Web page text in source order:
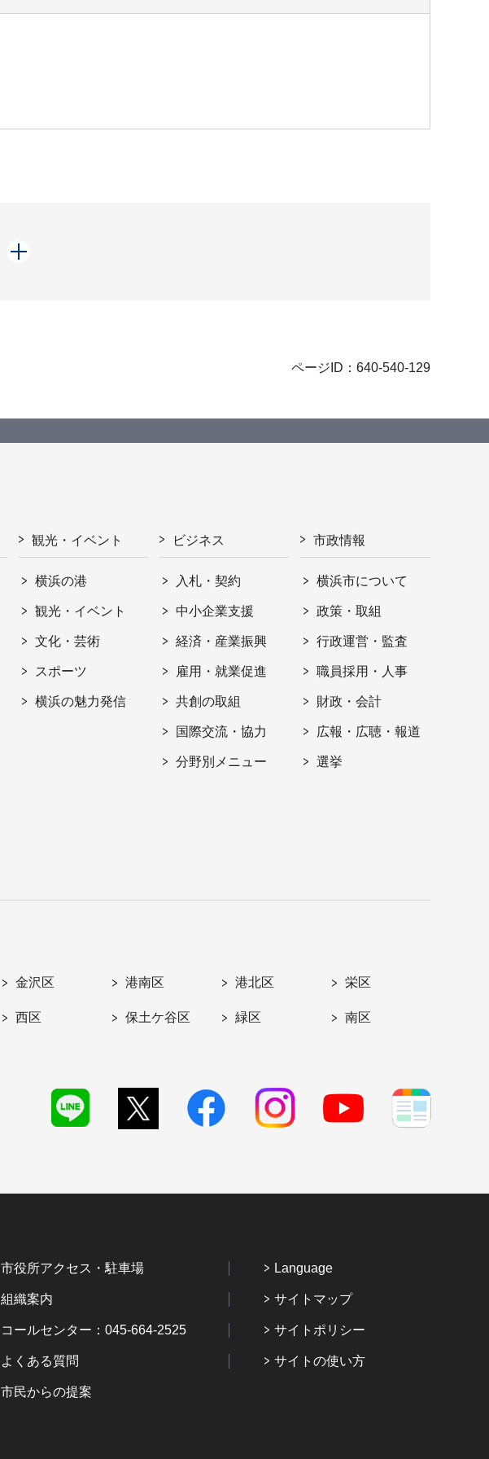
ページID：640-540-129
観光・イベント
横浜の港
観光・イベント
文化・芸術
スポーツ
横浜の魅力発信
ビジネス
入札・契約
中小企業支援
経済・産業振興
雇用・就業促進
共創の取組
国際交流・協力
分野別メニュー
市政情報
横浜市について
政策・取組
行政運営・監査
職員採用・人事
財政・会計
広報・広聴・報道
選挙
金沢区 港南区 港北区 栄区
西区 保土ケ谷区 緑区 南区
市役所アクセス・駐車場
組織案内
コールセンター：045-664-2525
よくある質問
市民からの提案
Language
サイトマップ
サイトポリシー
サイトの使い方